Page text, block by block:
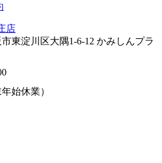
店
東淀川区大隅1-6-12 かみしんプラ
始休業）